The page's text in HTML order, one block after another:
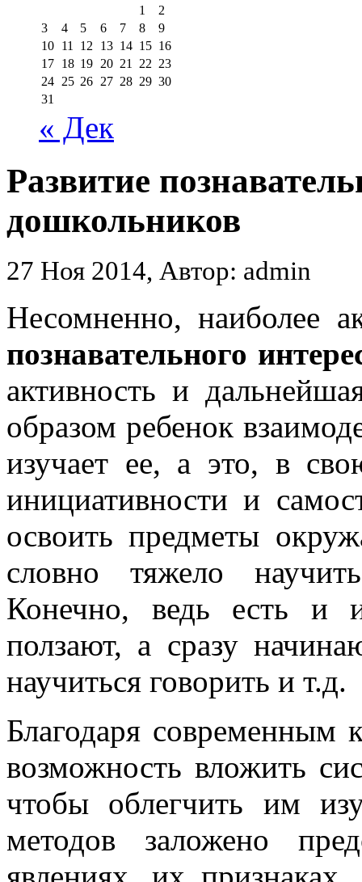
1
2
3
4 5 6 7 8
9
10 11 12 13 14 15 16
17 18 19 20 21 22 23
24 25 26 27 28 29 30
31
« Дек
Развитие
дошкольников
27 Ноя 2014, Автор: admin
Несомненно, наиболее
познавательного
активность и
образом ребенок
изучает ее, а это, в
инициативности и
освоить предметы
словно тяжело
Конечно, ведь есть и
ползают, а сразу
научиться говорить и т.д.
Благодаря современным
возможность вложить
чтобы облегчить им
методов заложено